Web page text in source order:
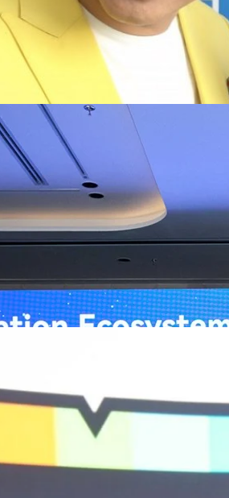
ย AI เปิดตัว 4 นวัตกรรมเปลี่ยน
Summit” ภายใต้งาน Huawei
ธารณสุข ผู้บริหารโรงพยาบาลชั้นนำ และ
องระบบสาธารณสุขไทยด้วยนวัตกรรมและ
ยกระดับ Healthcare Ecosystem ของ
ารศึกษาและสาธารณสุขต่างประเทศ บริษัท หัว
รสนับสนุนการเปลี่ยนผ่านสู่ยุคดิจิทัลของระบบ
คุณภาพการให้บริการทางการแพทย์ให้เข้าถึง
Health for All” “วันนี้ปัญญาประดิษฐ์กำลังเข้า
มีประสบการณ์ตรงจากการพัฒนาแพลตฟอร์ม
ธมิตรไทยในวันนี้จะช่วยผลักดันวิสัยทัศน์…
Engine พร้อมจ่ายปันผล 0.10
ชว์ผลการดำเนินงานแข็งแกร่ง กำไรสุทธิ
17.7% จากช่วงเดียวกันของปีก่อน สูงกว่าการ
ระหว่างกาล 0.10 บาทต่อหุ้น โดยกำหนดวันที่
ายเงินปันผลวันที่ 2 กันยายน 2569 นางสาวสุ
ไทย) จำกัด (มหาชน) เปิดเผยว่า ในช่วงครึ่งปี